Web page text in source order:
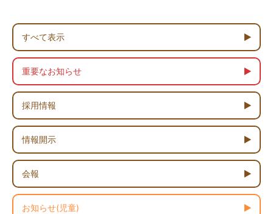
すべて表示
重要なお知らせ
採用情報
情報開示
会報
お知らせ(児童)